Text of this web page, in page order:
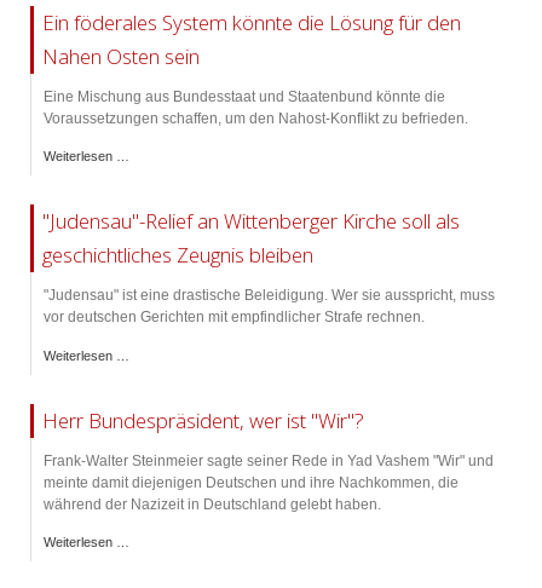
Ein föderales System könnte die Lösung für den
Nahen Osten sein
Eine Mischung aus Bundesstaat und Staatenbund könnte die
Voraussetzungen schaffen, um den Nahost-Konflikt zu befrieden.
Weiterlesen …
"Judensau"-Relief an Wittenberger Kirche soll als
geschichtliches Zeugnis bleiben
"Judensau" ist eine drastische Beleidigung. Wer sie ausspricht, muss
vor deutschen Gerichten mit empfindlicher Strafe rechnen.
Weiterlesen …
Herr Bundespräsident, wer ist "Wir"?
Frank-Walter Steinmeier sagte seiner Rede in Yad Vashem "Wir" und
meinte damit diejenigen Deutschen und ihre Nachkommen, die
während der Nazizeit in Deutschland gelebt haben.
Weiterlesen …